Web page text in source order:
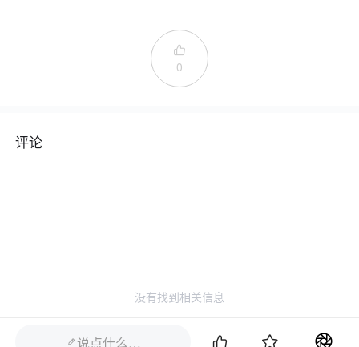

0
评论
没有找到相关信息
说点什么…  